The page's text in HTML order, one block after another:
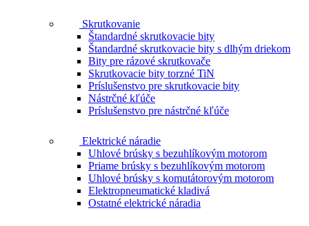
Skrutkovanie
Štandardné skrutkovacie bity
Štandardné skrutkovacie bity s dlhým driekom
Bity pre rázové skrutkovače
Skrutkovacie bity torzné TiN
Príslušenstvo pre skrutkovacie bity
Nástrčné kľúče
Príslušenstvo pre nástrčné kľúče
Elektrické náradie
Uhlové brúsky s bezuhlíkovým motorom
Priame brúsky s bezuhlíkovým motorom
Uhlové brúsky s komutátorovým motorom
Elektropneumatické kladivá
Ostatné elektrické náradia